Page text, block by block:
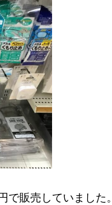
販売していました。